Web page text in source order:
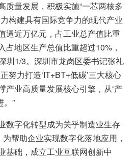
质量发展，积极实施“一芯两核多
构建具有国际竞争力的现代产业
逼近万亿元，占工业总产值比重
占地区生产总值比重超过10%，
圳1/3。深圳市龙岗区委书记张礼
努力打造‘IT+BT+低碳’三大核心
产业高质量发展核心引擎，从‘产
。”
数字化转型成为关乎制造业生存
帮助企业实现数字化落地应用，
基础，成立工业互联网创新中